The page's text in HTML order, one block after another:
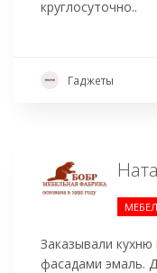
круглосуточно..
Гаджеты
Заказывали кухню
фасадами эмаль.